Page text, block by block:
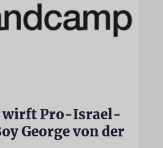
wirft Pro-Israel-
George von der